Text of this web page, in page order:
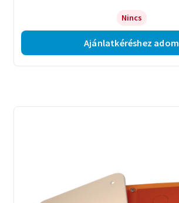
Nincs
Ajánlatkéréshez adom